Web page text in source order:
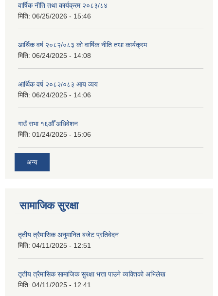
वार्षिक नीति तथा कार्यक्रम २०८३/८४
मिति: 06/25/2026 - 15:46
आर्थिक वर्ष २०८२/०८३ को वार्षिक नीति तथा कार्यक्रम
मिति: 06/24/2025 - 14:08
आर्थिक वर्ष २०८२/०८३ आय व्यय
मिति: 06/24/2025 - 14:06
गाउँ सभा १६औँ अधिवेशन
मिति: 01/24/2025 - 15:06
अन्य
सामाजिक सुरक्षा
तृतीय त्रैमासिक अनुमानित बजेट प्रतिवेदन
मिति: 04/11/2025 - 12:51
तृतीय त्रैमासिक सामाजिक सुरक्षा भत्ता पाउने व्यक्तिको अभिलेख
मिति: 04/11/2025 - 12:41